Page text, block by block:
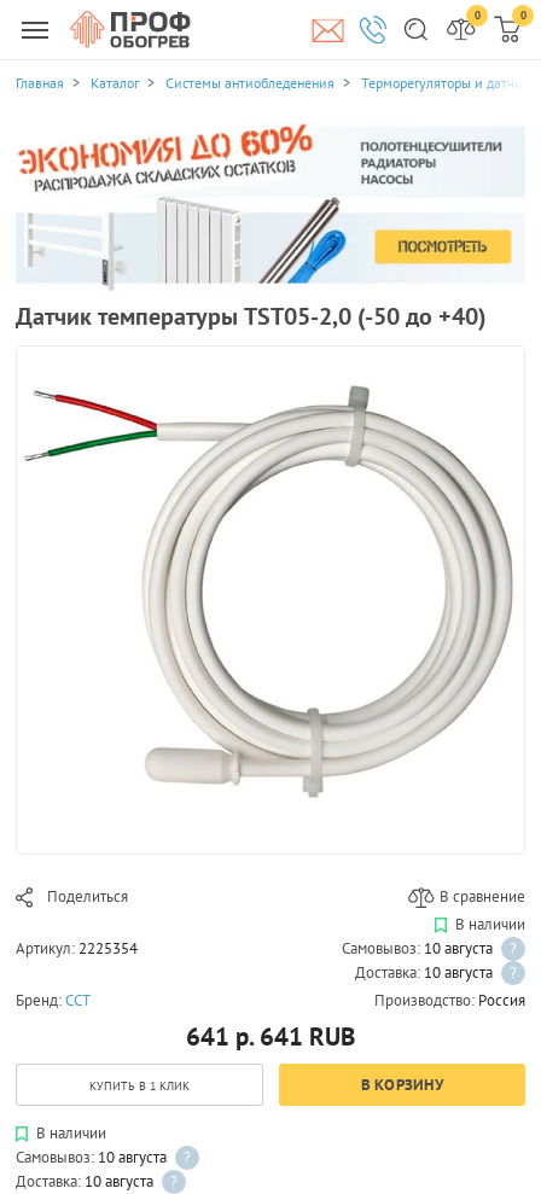
0 0
Главная Каталог Системы антиобледенения Терморегуляторы и датчики
Датчик температуры TST05-2,0 (-50 до +40)
Поделиться В сравнение
Артикул: 2225354
В наличии
Самовывоз: 10 августа
?
Доставка: 10 августа
?
Бренд:ССТ Производство: Россия
641 р. 641 RUB
КУПИТЬ В 1 КЛИК В КОРЗИНУ
В наличии
Самовывоз: 10 августа
?
Доставка: 10 августа ?